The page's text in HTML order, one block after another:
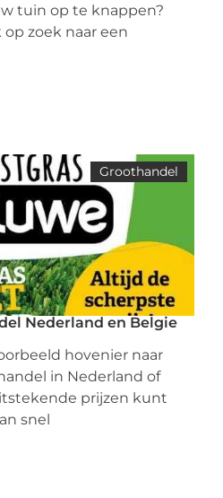
tuin op te knappen?
zoek naar een
Groothandel
Nederland en Belgie
hovenier naar
in Nederland of
prijzen kunt
snel